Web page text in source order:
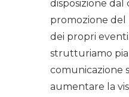
disposizione dal
promozione del
dei propri
strutturiamo
comunicazione
aumentare la